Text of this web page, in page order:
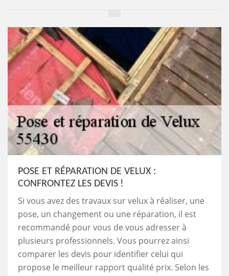
POSE ET RÉPARATION DE VELUX :
CONFRONTEZ LES DEVIS !
Si vous avez des travaux sur velux à réaliser, une
pose, un changement ou une réparation, il est
recommandé pour vous de vous adresser à
plusieurs professionnels. Vous pourrez ainsi
comparer les devis pour identifier celui qui
propose le meilleur rapport qualité prix. Selon les